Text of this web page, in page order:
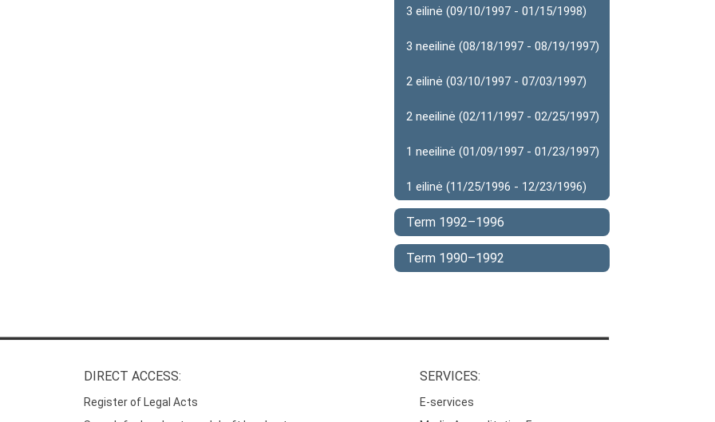
3 eilinė (09/10/1997 - 01/15/1998)
3 neeilinė (08/18/1997 - 08/19/1997)
2 eilinė (03/10/1997 - 07/03/1997)
2 neeilinė (02/11/1997 - 02/25/1997)
1 neeilinė (01/09/1997 - 01/23/1997)
1 eilinė (11/25/1996 - 12/23/1996)
Term 1992–1996
Term 1990–1992
DIRECT ACCESS:
Register of Legal Acts
SERVICES:
E-services